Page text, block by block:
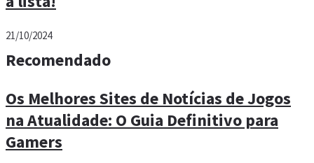
21/10/2024
Recomendado
Os Melhores Sites de Notícias de Jogos
na Atualidade: O Guia Definitivo para
Gamers